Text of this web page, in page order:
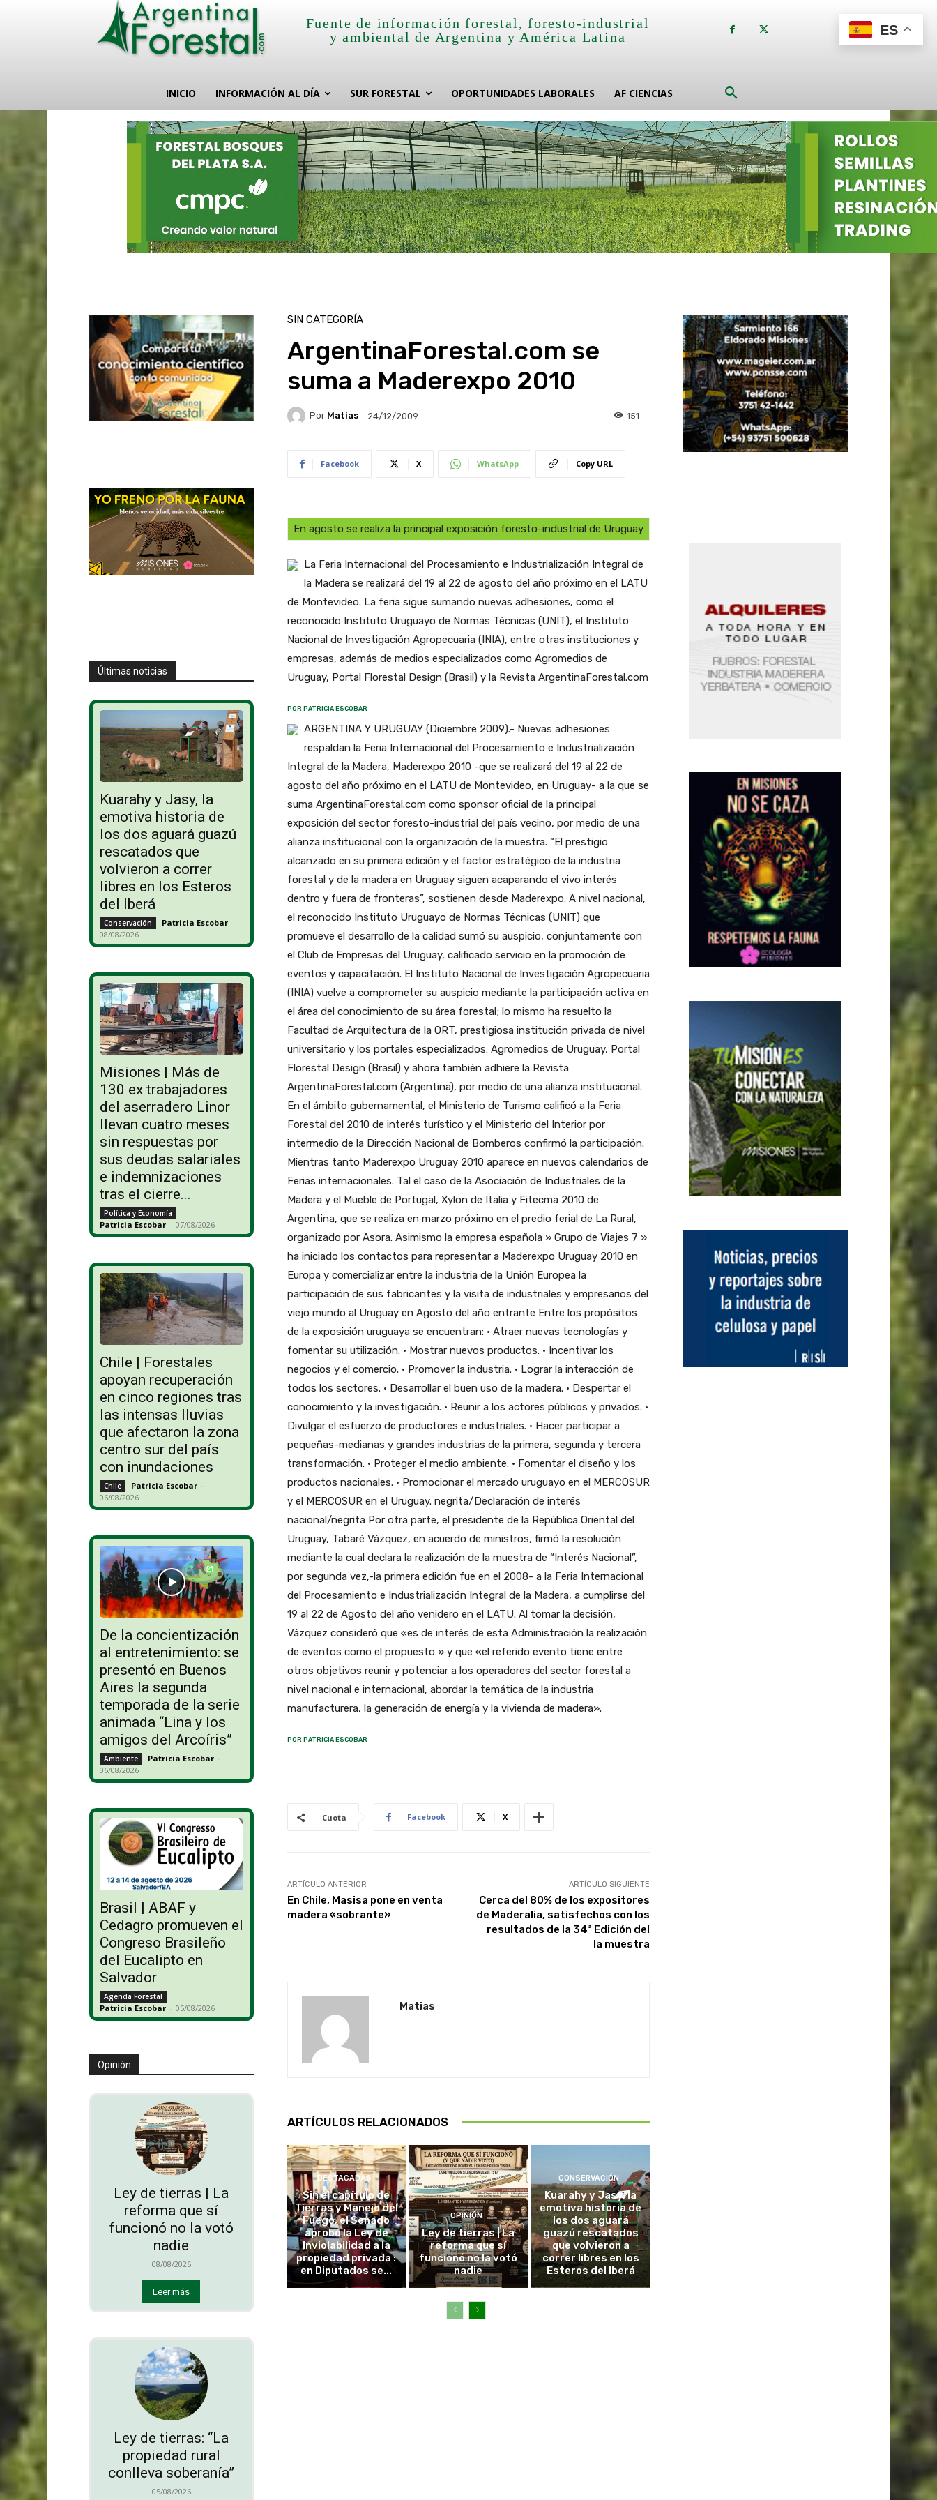
Fuente de información forestal, foresto-industrial
y ambiental de Argentina y América Latina
INICIO INFORMACIÓN AL DÍA SUR FORESTAL OPORTUNIDADES LABORALES AF CIENCIAS
Últimas noticias
Kuarahy y Jasy, la
emotiva historia de
los dos aguará guazú
rescatados que
volvieron a correr
libres en los Esteros
del Iberá
Conservación Patricia Escobar -
08/08/2026
Misiones | Más de
130 ex trabajadores
del aserradero Linor
llevan cuatro meses
sin respuestas por
sus deudas salariales
e indemnizaciones
tras el cierre...
Política y Economía
Patricia Escobar - 07/08/2026
Chile | Forestales
apoyan recuperación
en cinco regiones tras
las intensas lluvias
que afectaron la zona
centro sur del país
con inundaciones
Chile Patricia Escobar -
06/08/2026
De la concientización
al entretenimiento: se
presentó en Buenos
Aires la segunda
temporada de la serie
animada “Lina y los
amigos del Arcoíris”
Ambiente Patricia Escobar -
06/08/2026
Brasil | ABAF y
Cedagro promueven el
Congreso Brasileño
del Eucalipto en
Salvador
Agenda Forestal
Patricia Escobar - 05/08/2026
Opinión
Ley de tierras | La
reforma que sí
funcionó no la votó
nadie
08/08/2026
Leer más
Ley de tierras: “La
propiedad rural
conlleva soberanía”
05/08/2026
SIN CATEGORÍA
ArgentinaForestal.com se
suma a Maderexpo 2010
Por Matias 24/12/2009 151
Facebook X WhatsApp Copy URL
En agosto se realiza la principal exposición foresto-industrial de Uruguay
La Feria Internacional del Procesamiento e Industrialización Integral de
la Madera se realizará del 19 al 22 de agosto del año próximo en el LATU
de Montevideo. La feria sigue sumando nuevas adhesiones, como el
reconocido Instituto Uruguayo de Normas Técnicas (UNIT), el Instituto
Nacional de Investigación Agropecuaria (INIA), entre otras instituciones y
empresas, además de medios especializados como Agromedios de
Uruguay, Portal Florestal Design (Brasil) y la Revista ArgentinaForestal.com
POR PATRICIA ESCOBAR
ARGENTINA Y URUGUAY (Diciembre 2009).- Nuevas adhesiones
respaldan la Feria Internacional del Procesamiento e Industrialización
Integral de la Madera, Maderexpo 2010 -que se realizará del 19 al 22 de
agosto del año próximo en el LATU de Montevideo, en Uruguay- a la que se
suma ArgentinaForestal.com como sponsor oficial de la principal
exposición del sector foresto-industrial del país vecino, por medio de una
alianza institucional con la organización de la muestra. “El prestigio
alcanzado en su primera edición y el factor estratégico de la industria
forestal y de la madera en Uruguay siguen acaparando el vivo interés
dentro y fuera de fronteras”, sostienen desde Maderexpo. A nivel nacional,
el reconocido Instituto Uruguayo de Normas Técnicas (UNIT) que
promueve el desarrollo de la calidad sumó su auspicio, conjuntamente con
el Club de Empresas del Uruguay, calificado servicio en la promoción de
eventos y capacitación. El Instituto Nacional de Investigación Agropecuaria
(INIA) vuelve a comprometer su auspicio mediante la participación activa en
el área del conocimiento de su área forestal; lo mismo ha resuelto la
Facultad de Arquitectura de la ORT, prestigiosa institución privada de nivel
universitario y los portales especializados: Agromedios de Uruguay, Portal
Florestal Design (Brasil) y ahora también adhiere la Revista
ArgentinaForestal.com (Argentina), por medio de una alianza institucional.
En el ámbito gubernamental, el Ministerio de Turismo calificó a la Feria
Forestal del 2010 de interés turístico y el Ministerio del Interior por
intermedio de la Dirección Nacional de Bomberos confirmó la participación.
Mientras tanto Maderexpo Uruguay 2010 aparece en nuevos calendarios de
Ferias internacionales. Tal el caso de la Asociación de Industriales de la
Madera y el Mueble de Portugal, Xylon de Italia y Fitecma 2010 de
Argentina, que se realiza en marzo próximo en el predio ferial de La Rural,
organizado por Asora. Asimismo la empresa española » Grupo de Viajes 7 »
ha iniciado los contactos para representar a Maderexpo Uruguay 2010 en
Europa y comercializar entre la industria de la Unión Europea la
participación de sus fabricantes y la visita de industriales y empresarios del
viejo mundo al Uruguay en Agosto del año entrante Entre los propósitos
de la exposición uruguaya se encuentran: • Atraer nuevas tecnologías y
fomentar su utilización. • Mostrar nuevos productos. • Incentivar los
negocios y el comercio. • Promover la industria. • Lograr la interacción de
todos los sectores. • Desarrollar el buen uso de la madera. • Despertar el
conocimiento y la investigación. • Reunir a los actores públicos y privados. •
Divulgar el esfuerzo de productores e industriales. • Hacer participar a
pequeñas-medianas y grandes industrias de la primera, segunda y tercera
transformación. • Proteger el medio ambiente. • Fomentar el diseño y los
productos nacionales. • Promocionar el mercado uruguayo en el MERCOSUR
y el MERCOSUR en el Uruguay. negrita/Declaración de interés
nacional/negrita Por otra parte, el presidente de la República Oriental del
Uruguay, Tabaré Vázquez, en acuerdo de ministros, firmó la resolución
mediante la cual declara la realización de la muestra de “Interés Nacional”,
por segunda vez,-la primera edición fue en el 2008- a la Feria Internacional
del Procesamiento e Industrialización Integral de la Madera, a cumplirse del
19 al 22 de Agosto del año venidero en el LATU. Al tomar la decisión,
Vázquez consideró que «es de interés de esta Administración la realización
de eventos como el propuesto » y que «el referido evento tiene entre
otros objetivos reunir y potenciar a los operadores del sector forestal a
nivel nacional e internacional, abordar la temática de la industria
manufacturera, la generación de energía y la vivienda de madera».
POR PATRICIA ESCOBAR
Cuota Facebook X
ARTÍCULO ANTERIOR
En Chile, Masisa pone en venta
madera «sobrante»
ARTÍCULO SIGUIENTE
Cerca del 80% de los expositores
de Maderalia, satisfechos con los
resultados de la 34ª Edición del
la muestra
Matias
ARTÍCULOS RELACIONADOS
DESTACADAS
Sin el capítulo de
Tierras y Manejo del
Fuego, el Senado
aprobó la Ley de
Inviolabilidad a la
propiedad privada :
en Diputados se...
OPINIÓN
Ley de tierras | La
reforma que sí
funcionó no la votó
nadie
CONSERVACIÓN
Kuarahy y Jasy, la
emotiva historia de
los dos aguará
guazú rescatados
que volvieron a
correr libres en los
Esteros del Iberá
ES